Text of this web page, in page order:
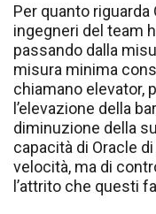
Per quanto
ingegneri del team
passando dalla
misura minima
chiamano elevator,
l’elevazione della
diminuzione della
capacità di Oracle
velocità, ma di
l’attrito che questi